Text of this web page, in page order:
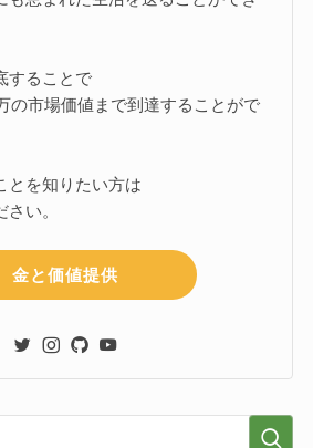
することで
の市場価値まで到達することがで
とを知りたい方は
い。
金と価値提供